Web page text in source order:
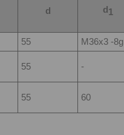
d d1
55 М36х3 -8g
55 -
55 60